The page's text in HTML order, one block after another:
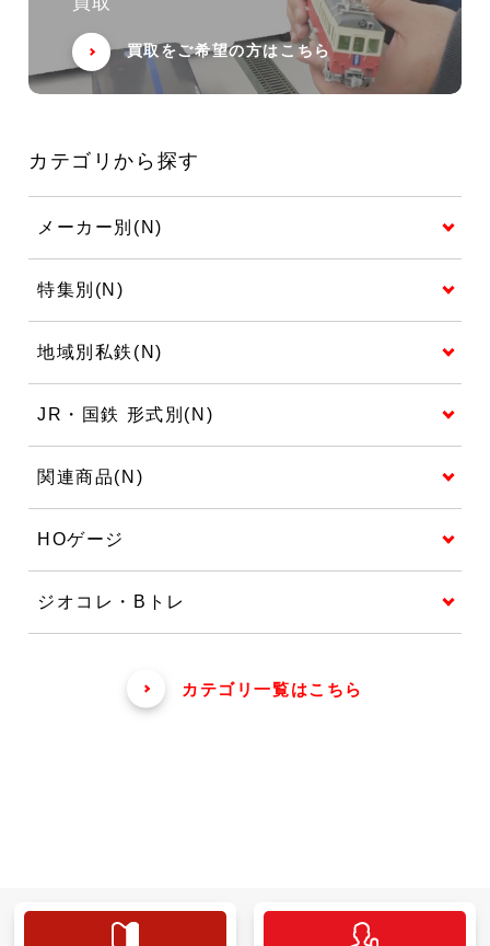
買取をご希望の方はこちら
カテゴリから探す
メーカー別(N)
特集別(N)
地域別私鉄(N)
JR・国鉄 形式別(N)
関連商品(N)
HOゲージ
ジオコレ・Bトレ
カテゴリ一覧はこちら